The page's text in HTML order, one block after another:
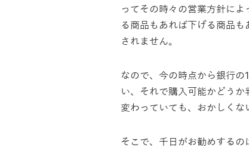
ってその時々の営業方針に
る商品もあれば下げる商品
されません。
なので、今の時点から銀行
い、それで購入可能かどう
変わっていても、おかしくな
そこで、千日がお勧めする